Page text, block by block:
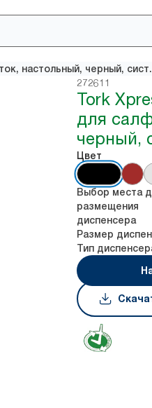
Tork
272611
Tork
для
черный,
Цвет
Выбор места
размещения
диспенсера
Размер
Тип